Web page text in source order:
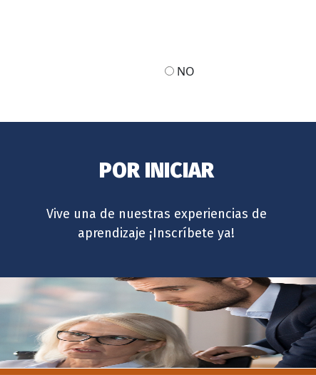
NO
POR INICIAR
Vive una de nuestras experiencias de
aprendizaje ¡Inscríbete ya!